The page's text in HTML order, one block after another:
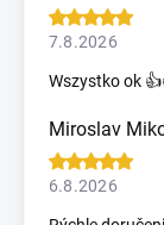
7.8.2026
Wszystko ok
Miroslav
6.8.2026